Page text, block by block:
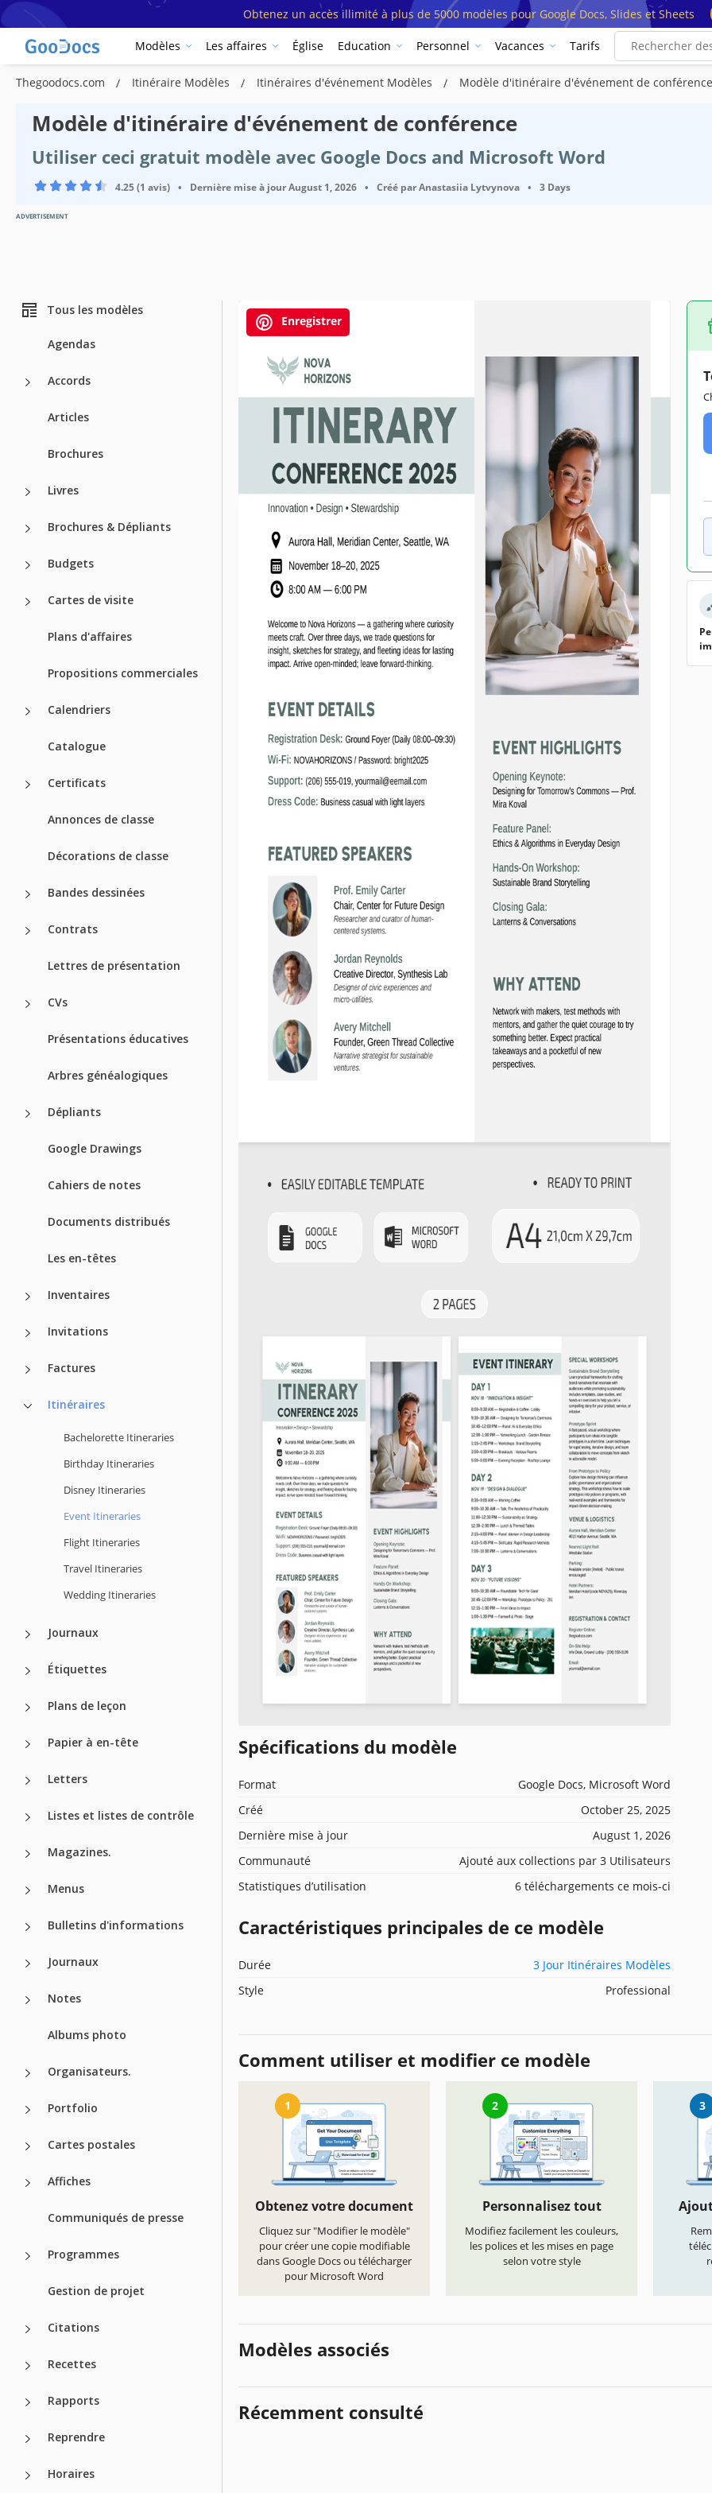
Obtenez un accès illimité à plus de 5000 modèles pour Google Docs, Slides et Sheets
Modèles Les affaires Église Education Personnel Vacances Tarifs
Thegoodocs.com Itinéraire Modèles Itinéraires d'événement Modèles Modèle d'itinéraire d'événement de conférence
Modèle d'itinéraire d'événement de conférence
Utiliser ceci gratuit modèle avec Google Docs and Microsoft Word
4.25 (1 avis) • Dernière mise à jourAugust 1, 2026 • Créé parAnastasiia Lytvynova • 3 Days
ADVERTISEMENT
Tous les modèles
Agendas
Accords
Articles
Brochures
Livres
Brochures & Dépliants
Budgets
Cartes de visite
Plans d'affaires
Propositions commerciales
Calendriers
Catalogue
Certificats
Annonces de classe
Décorations de classe
Bandes dessinées
Contrats
Lettres de présentation
CVs
Présentations éducatives
Arbres généalogiques
Dépliants
Google Drawings
Cahiers de notes
Documents distribués
Les en-têtes
Inventaires
Invitations
Factures
Itinéraires
Bachelorette Itineraries
Birthday Itineraries
Disney Itineraries
Event Itineraries
Flight Itineraries
Travel Itineraries
Wedding Itineraries
Journaux
Étiquettes
Plans de leçon
Papier à en-tête
Letters
Listes et listes de contrôle
Magazines.
Menus
Bulletins d'informations
Journaux
Notes
Albums photo
Organisateurs.
Portfolio
Cartes postales
Affiches
Communiqués de presse
Programmes
Gestion de projet
Citations
Recettes
Rapports
Reprendre
Horaires
Enregistrer
Spécifications du modèle
Format
Google Docs, Microsoft Word
Créé
October 25, 2025
Dernière mise à jour
August 1, 2026
Communauté
Ajouté aux collections par 3 Utilisateurs
Statistiques d’utilisation
6 téléchargements ce mois-ci
Caractéristiques principales de ce modèle
Durée
3 Jour Itinéraires Modèles
Style
Professional
Comment utiliser et modifier ce modèle
1
Obtenez votre document
Cliquez sur "Modifier le modèle"
pour créer une copie modifiable
dans Google Docs ou télécharger
pour Microsoft Word
2
Personnalisez tout
Modifiez facilement les couleurs,
les polices et les mises en page
selon votre style
3
Modèles associés
Récemment consulté